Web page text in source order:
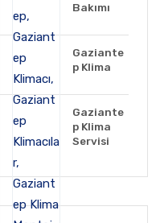
Bakımı
Gaziante
p Klima
Gaziante
p Klima
Servisi